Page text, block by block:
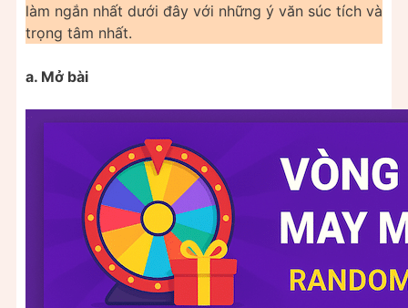
làm ngắn nhất dưới đây với những ý văn súc tích và
trọng tâm nhất.
a. Mở bài